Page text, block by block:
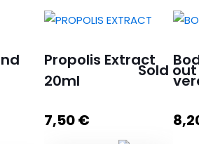
Sold out
για
85g ποσότητα
Προσθήκη
Propolis Extract
20ml
7,50€